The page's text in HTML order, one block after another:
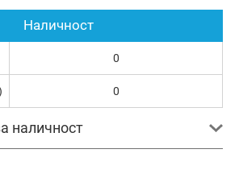
Наличност
0
0
наличност